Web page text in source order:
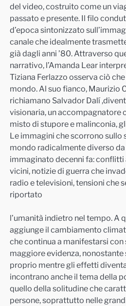
del video, costruito come un
passato e presente. Il filo
d’epoca sintonizzato
canale che idealmente
già dagli anni ’80. Attraverso
narrativo, l’Amanda Lear
Tiziana Ferlazzo osserva ciò
mondo. Al suo fianco, Maurizio
richiamano Salvador Dalí
visionaria, un accompagnatore
misto di stupore e malinconia,
Le immagini che scorrono sullo
mondo radicalmente diverso
immaginato decenni fa: conflitti
vicini, notizie di guerra che
radio e televisioni, tensioni che
riportato
l’umanità indietro nel tempo. A
aggiunge il cambiamento
che continua a manifestarsi con
maggiore evidenza, nonostante
proprio mentre gli effetti
incontrano anche il tema della
quello della solitudine che
persone, soprattutto nelle